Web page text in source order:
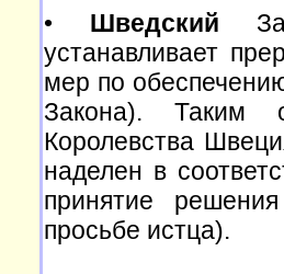
• Шведский
устанавливает
мер по
Закона). Таким
Королевства
наделен в
принятие
просьбе истца).